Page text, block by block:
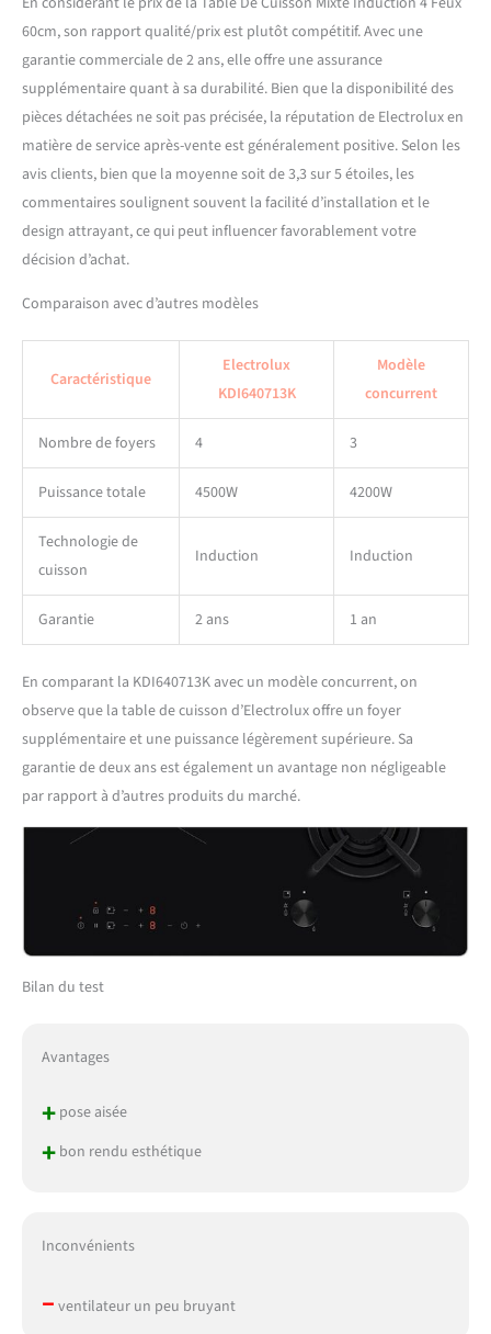
60cm, son rapport qualité/prix est plutôt compétitif. Avec une
garantie commerciale de 2 ans, elle offre une assurance
supplémentaire quant à sa durabilité. Bien que la disponibilité des
pièces détachées ne soit pas précisée, la réputation de Electrolux en
matière de service après-vente est généralement positive. Selon les
avis clients, bien que la moyenne soit de 3,3 sur 5 étoiles, les
commentaires soulignent souvent la facilité d’installation et le
design attrayant, ce qui peut influencer favorablement votre
décision d’achat.
Comparaison avec d’autres modèles
Caractéristique
Electrolux
KDI640713K
Modèle
concurrent
Nombre de foyers 4 3
Puissance totale 4500W 4200W
Technologie de
cuisson
Induction Induction
Garantie 2 ans 1 an
En comparant la KDI640713K avec un modèle concurrent, on
observe que la table de cuisson d’Electrolux offre un foyer
supplémentaire et une puissance légèrement supérieure. Sa
garantie de deux ans est également un avantage non négligeable
par rapport à d’autres produits du marché.
Bilan du test
Avantages
+pose aisée
+bon rendu esthétique
Inconvénients
– ventilateur un peu bruyant